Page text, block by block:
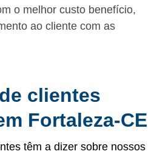
o melhor custo benefício,
ao cliente com as
clientes
Fortaleza-CE
têm a dizer sobre nossos